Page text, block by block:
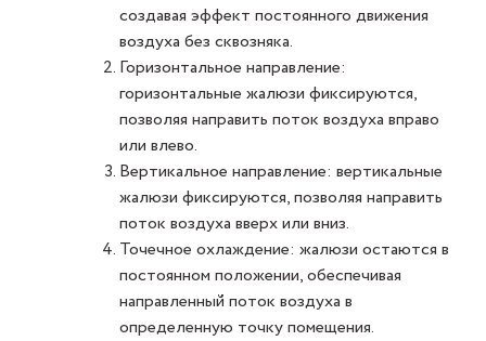
создавая эффект постоянного движения
воздуха без сквозняка.
Горизонтальное направление:
горизонтальные жалюзи фиксируются,
позволяя направить поток воздуха вправо
или влево.
Вертикальное направление: вертикальные
жалюзи фиксируются, позволяя направить
поток воздуха вверх или вниз.
Точечное охлаждение: жалюзи остаются в
постоянном положении, обеспечивая
направленный поток воздуха в
определенную точку помещения.